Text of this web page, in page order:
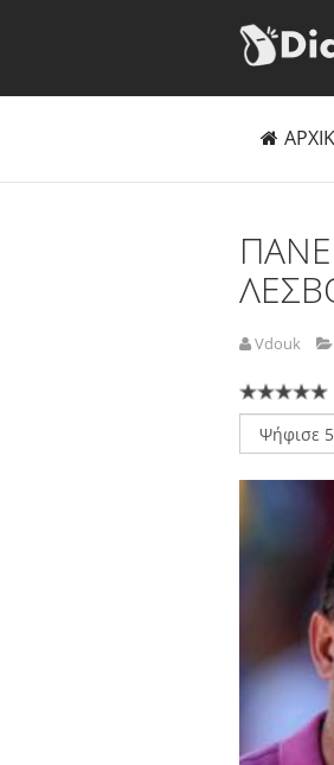
Vdouk
Παρακαλώ